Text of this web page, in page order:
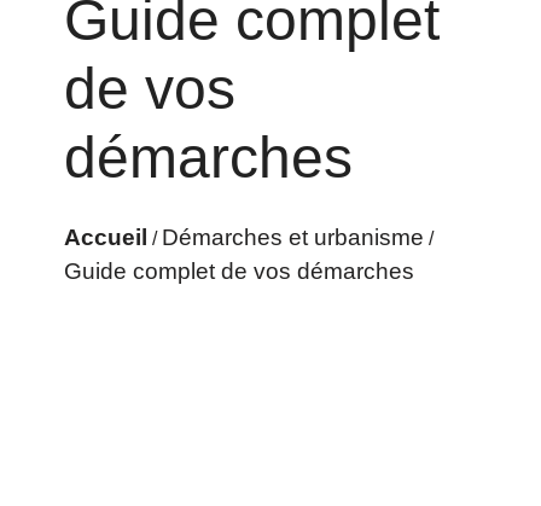
Guide complet
de vos
démarches
Accueil / Démarches et urbanisme /
Guide complet de vos démarches